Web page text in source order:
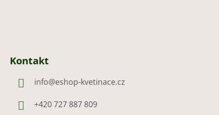
Kontakt
info@eshop-kvetinace.cz
+420 727 887 809